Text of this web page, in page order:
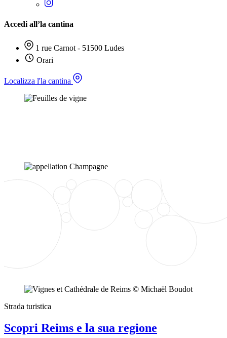
Accedi all’la cantina
1 rue Carnot - 51500 Ludes
Orari
Localizza l'la cantina
Strada turistica
Scopri Reims e la sua regione